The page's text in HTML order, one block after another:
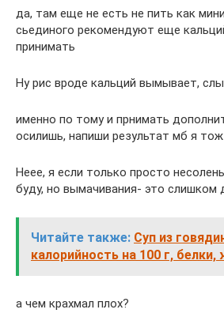
да, там еще не есть не пить как
сьединого рекомендуют еще
принимать
Ну рис вроде кальций вымывает,
именно по тому и прнимать
осилишь, напиши результат мб я
Неее, я если только просто
буду, но вымачивания- это слишком
Читайте также: Суп из
калорийность на 100 г,
а чем крахмал плох?